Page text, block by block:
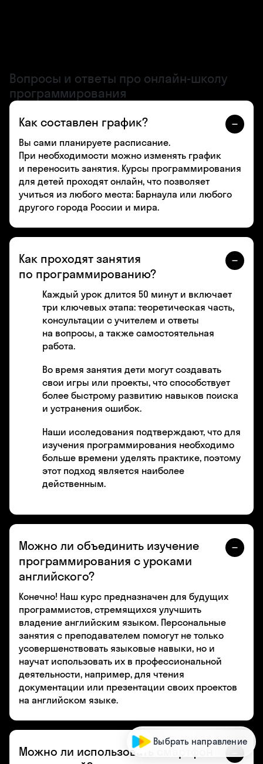
Вопросы и ответы про онлайн-школу
программирования
Как составлен график?
Вы сами планируете расписание.
При необходимости можно изменять график
и переносить занятия. Курсы программирования
для детей проходят онлайн, что позволяет
учиться из любого места: Барнаула или любого
другого города России и мира.
Как проходят занятия
по программированию?
Каждый урок длится 50 минут и включает
три ключевых этапа: теоретическая часть,
консультации с учителем и ответы
на вопросы, а также самостоятельная
работа.
Во время занятия дети могут создавать
свои игры или проекты, что способствует
более быстрому развитию навыков поиска
и устранения ошибок.
Наши исследования подтверждают, что для
изучения программирования необходимо
больше времени уделять практике, поэтому
этот подход является наиболее
действенным.
Можно ли объединить изучение
программирования с уроками
английского?
Конечно! Наш курс предназначен для будущих
программистов, стремящихся улучшить
владение английским языком. Персональные
занятия с преподавателем помогут не только
усовершенствовать языковые навыки, но и
научат использовать их в профессиональной
деятельности, например, для чтения
документации или презентации своих проектов
на английском языке.
Можно ли использовать смартфон
Выбрать направление